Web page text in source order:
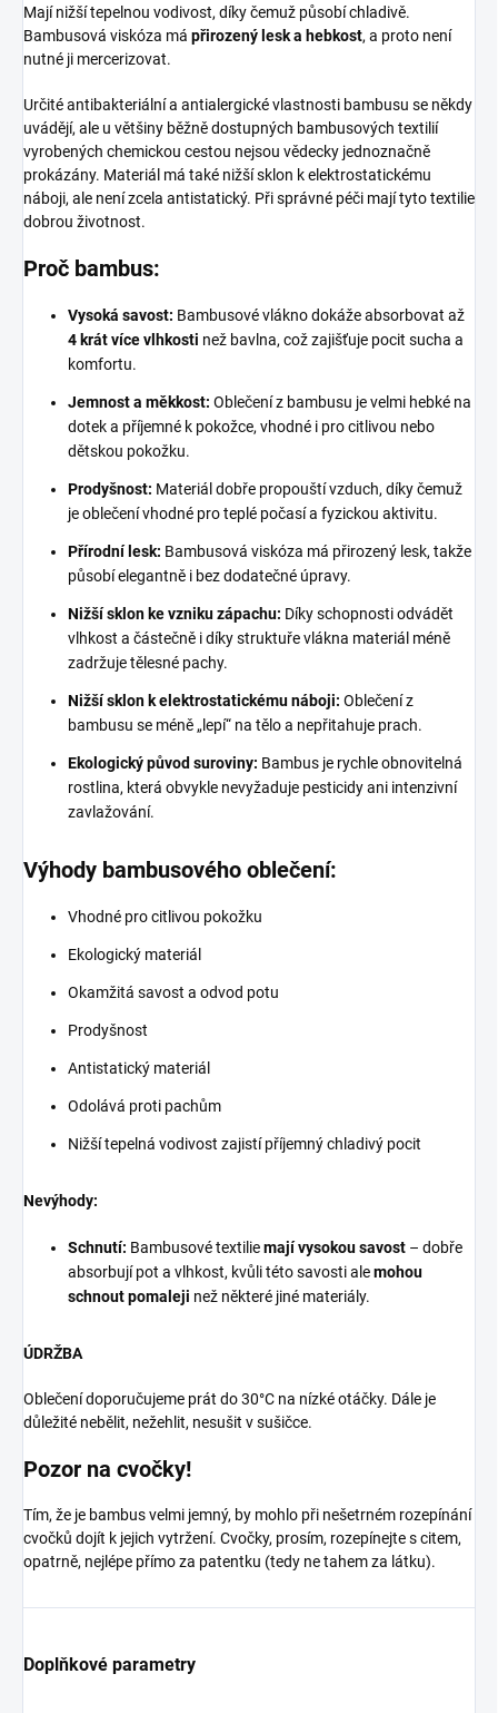
Mají nižší tepelnou vodivost, díky čemuž působí chladivě.
Bambusová viskóza má přirozený lesk a hebkost, a proto není
nutné ji mercerizovat.
Určité antibakteriální a antialergické vlastnosti bambusu se někdy
uvádějí, ale u většiny běžně dostupných bambusových textilií
vyrobených chemickou cestou nejsou vědecky jednoznačně
prokázány. Materiál má také nižší sklon k elektrostatickému
náboji, ale není zcela antistatický. Při správné péči mají tyto textilie
dobrou životnost.
Proč bambus:
Vysoká savost: Bambusové vlákno dokáže absorbovat až
4 krát více vlhkosti než bavlna, což zajišťuje pocit sucha a
komfortu.
Jemnost a měkkost: Oblečení z bambusu je velmi hebké na
dotek a příjemné k pokožce, vhodné i pro citlivou nebo
dětskou pokožku.
Prodyšnost: Materiál dobře propouští vzduch, díky čemuž
je oblečení vhodné pro teplé počasí a fyzickou aktivitu.
Přírodní lesk: Bambusová viskóza má přirozený lesk, takže
působí elegantně i bez dodatečné úpravy.
Nižší sklon ke vzniku zápachu: Díky schopnosti odvádět
vlhkost a částečně i díky struktuře vlákna materiál méně
zadržuje tělesné pachy.
Nižší sklon k elektrostatickému náboji: Oblečení z
bambusu se méně „lepí“ na tělo a nepřitahuje prach.
Ekologický původ suroviny: Bambus je rychle obnovitelná
rostlina, která obvykle nevyžaduje pesticidy ani intenzivní
zavlažování.
Výhody bambusového oblečení:
Vhodné pro citlivou pokožku
Ekologický materiál
Okamžitá savost a odvod potu
Prodyšnost
Antistatický materiál
Odolává proti pachům
Nižší tepelná vodivost zajistí příjemný chladivý pocit
Nevýhody:
Schnutí: Bambusové textiliemají vysokou savost – dobře
absorbují pot a vlhkost, kvůli této savosti alemohou
schnout pomaleji než některé jiné materiály.
ÚDRŽBA
Oblečení doporučujeme prát do 30°C na nízké otáčky. Dále je
důležité nebělit, nežehlit, nesušit v sušičce.
Pozor na cvočky!
Tím, že je bambus velmi jemný, by mohlo při nešetrném rozepínání
cvočků dojít k jejich vytržení. Cvočky, prosím, rozepínejte s citem,
opatrně, nejlépe přímo za patentku (tedy ne tahem za látku).
Doplňkové parametry